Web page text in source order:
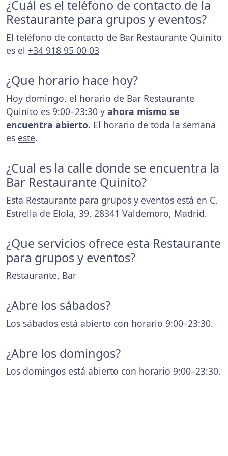
¿Cuál es el teléfono de contacto de la
Restaurante para grupos y eventos?
El teléfono de contacto de Bar Restaurante Quinito
es el +34 918 95 00 03
¿Que horario hace hoy?
Hoy domingo, el horario de Bar Restaurante
Quinito es 9:00–23:30 y ahora mismo se
encuentra abierto. El horario de toda la semana
es este.
¿Cual es la calle donde se encuentra la
Bar Restaurante Quinito?
Esta Restaurante para grupos y eventos está en C.
Estrella de Elola, 39, 28341 Valdemoro, Madrid.
¿Que servicios ofrece esta Restaurante
para grupos y eventos?
Restaurante, Bar
¿Abre los sábados?
Los sábados está abierto con horario 9:00–23:30.
¿Abre los domingos?
Los domingos está abierto con horario 9:00–23:30.